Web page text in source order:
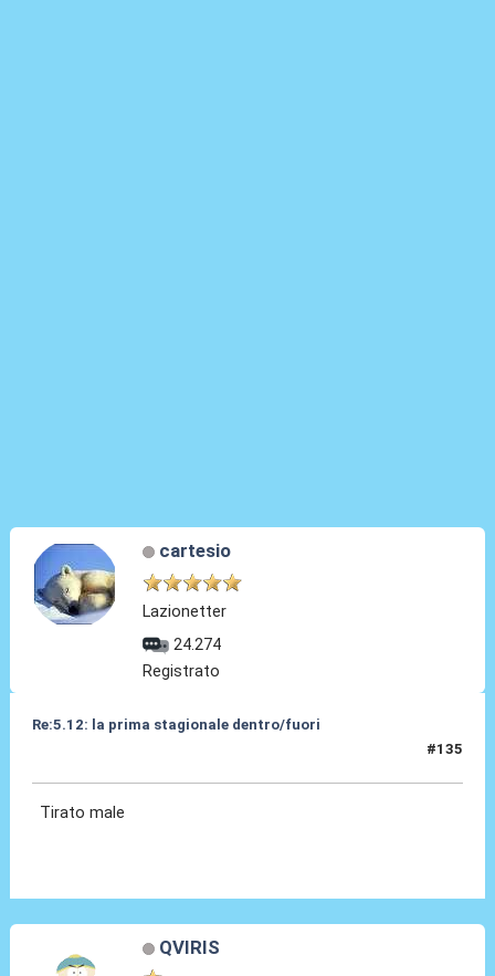
cartesio
Lazionetter
24.274
Registrato
Re:5.12: la prima stagionale dentro/fuori
#135
Tirato male
QVIRIS